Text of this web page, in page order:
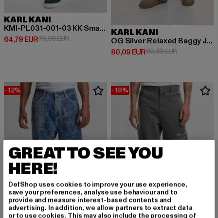
KARL KANI
KMI-PL031-001-03 KK Small Signature Tapered Five Pocket Denim
64,79 EUR
Derzeitiger Preis: 64,79 EUR
79,99 EURAktionspreis: 79,99 EUR
KARL KANI
OG Silver Relaxed Baggy Jeans
80,09 EUR
Derzeitiger Preis: 80,09 EUR
89,99 EURAktionspreis:
-12% -18%
GREAT TO SEE YOU
HERE!
DefShop uses cookies to improve your use experience,
save your preferences, analyse use behaviour and to
provide and measure interest-based contents and
advertising. In addition, we allow partners to extract data
or to use cookies. This may also include the processing of